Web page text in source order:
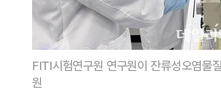
FITI시험연구원 연구원이 잔류성오염
원